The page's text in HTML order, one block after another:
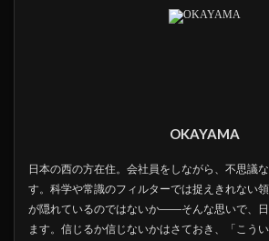
OKAYAMA
日本の西の方在住。会社員をしながら、不思議
す。科学や常識のフィルターでは捉えきれない
が隠れているのではないか――そんな思いで、
ます。信じるか信じないかはさておき、「こう